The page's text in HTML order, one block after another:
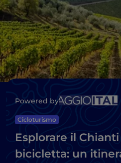
Powered by
Cicloturismo
Esplorare il
bicicletta: un